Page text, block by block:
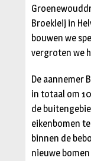
Broekleij in
bouwen we
vergroten we
De aannemer
in totaal om
de
eikenbomen
binnen de
nieuwe